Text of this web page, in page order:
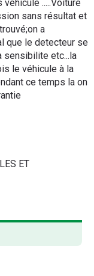
.....Voiture
sans résultat et
a
que le detecteur se
sensibilite etc...la
le véhicule à la
ce temps la on
ET